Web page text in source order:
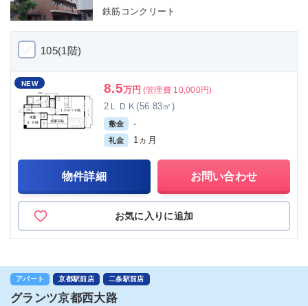
鉄筋コンクリート
105(1階)
NEW 8.5万円 (管理費 10,000円)
2ＬＤＫ(56.83㎡)
敷金 -
礼金 1ヵ月
物件詳細 お問い合わせ
お気に入りに追加
アパート 京都駅前店 二条駅前店
グランツ京都西大路